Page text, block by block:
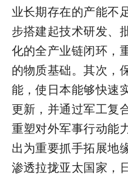
业长期存在的产能不
步搭建起技术研发、
化的全产业链闭环，
的物质基础。其次，
能，使日本能够快速
更新，并通过军工复
重塑对外军事行动能
出为重要抓手拓展地
渗透拉拢亚太国家，